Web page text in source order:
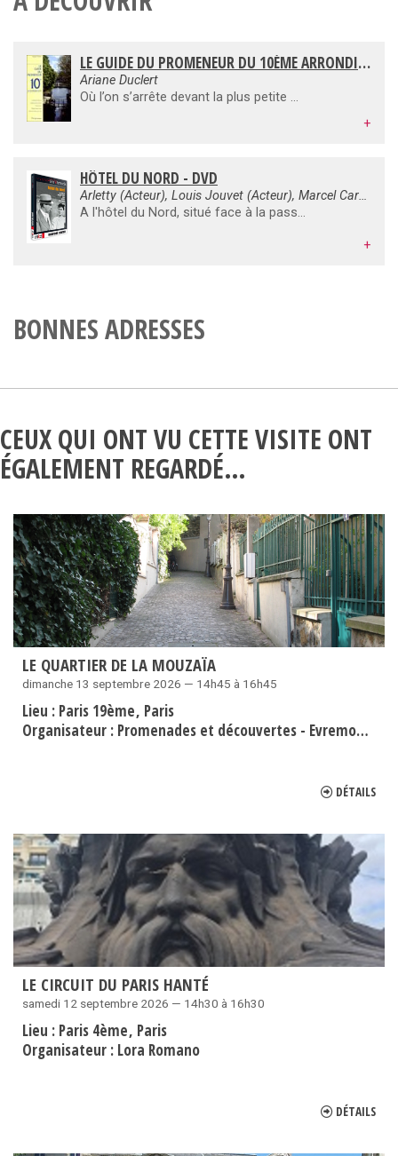
LE GUIDE DU PROMENEUR DU 10ÈME ARRONDISSEMENT
Ariane Duclert
Où l’on s’arrête devant la plus petite maison de Paris – un mètre de large ! –, rue du Château-d’Eau. Où l’on découvre que la mairie du 10e, inaugurée en 1896, entendait surclasser les fastes de l’Hôtel de Ville. Où l’on se souvient que l’anarchiste Ravachol fut arrêté boulevard de Magenta, dans le célèbre restaurant Véry, aujourd’hui disparu. Où l’on apprend pourquoi les gares du Nord et de l’Est sont si proches l’une de l’autre. Où l’on se promène le long du canal Saint-Martin, en évoquant Marcel Carné, Eugène Dabit et Léo Malet. Où l’on visite l’hôpital Saint-Louis, l’un des plus beaux témoignages parisiens, avec la place des Vosges, de l’époque Henri IV.
+
HÔTEL DU NORD - DVD
Arletty (Acteur), Louis Jouvet (Acteur), Marcel Carné (Réalisateur)
À l'hôtel du Nord, situé face à la passerelle de la Grange-aux-Belles, le long du canal Saint-Martin à Paris, patrons (le couple Lecouvreur) et clients, notamment l'éclusier Prosper Trimaux et sa femme, sont réunis autour de la table pour fêter joyeusement une communion. Entrent un jeune homme, Pierre, et une jeune femme, Renée, deux amoureux tristes, qui viennent pour louer une chambre. En fait, c'est pour se suicider pour des raisons économiques. Ils regardent les alentours et le canal à la fenêtre. Dans une chambre mitoyenne, habitent Mme Raymonde, une prostituée, et M. Edmond, son souteneur qui a fui le milieu. Dans la nuit, un coup de feu retentit. C'est Pierre qui a tiré sur Renée sans avoir le courage ni de voir le résultat de son geste, ni de se suicider à son tour. Blessée, Renée est transportée en ambulance à l'hôpital...
+
BONNES ADRESSES
CEUX QUI ONT VU CETTE VISITE ONT
ÉGALEMENT REGARDÉ…
LE QUARTIER DE LA MOUZAÏA
dimanche 13 septembre 2026 — 14h45 à 16h45
Lieu : Paris 19ème Paris
Organisateur : Promenades et découvertes - Evremond Bac
DÉTAILS
LE CIRCUIT DU PARIS HANTÉ
samedi 12 septembre 2026 — 14h30 à 16h30
Lieu : Paris 4ème Paris
Organisateur : Lora Romano
DÉTAILS